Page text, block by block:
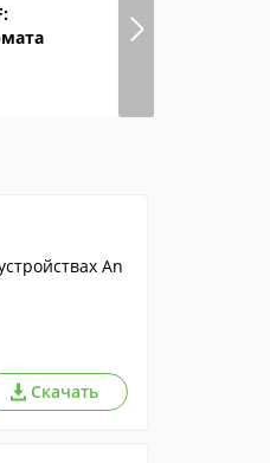
An
Скачать